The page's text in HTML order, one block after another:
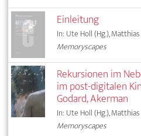
Einleitung
In: Ute Holl (Hg.),
Memoryscapes
Rekursionen im
im post-digitalen
Godard, Akerman
In: Ute Holl (Hg.),
Memoryscapes